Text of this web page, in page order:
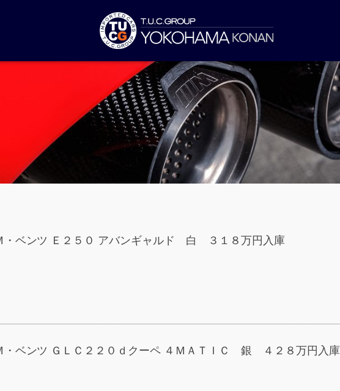
・ベンツ Ｅ２５０ アバンギャルド 白 ３１８万円入庫
・ベンツ ＧＬＣ２２０ｄクーペ ４ＭＡＴＩＣ 銀 ４２８万円入庫